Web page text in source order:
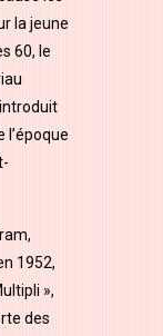
la jeune
60, le
1952,
»,
des